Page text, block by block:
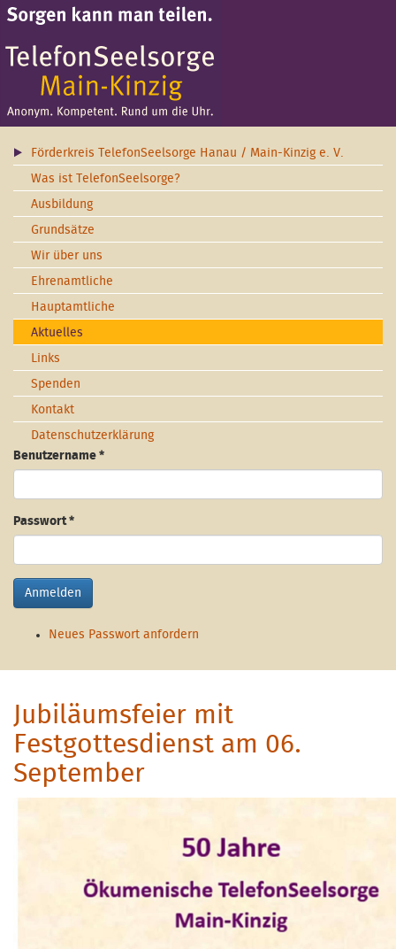
Förderkreis TelefonSeelsorge Hanau / Main-Kinzig e. V.
Was ist TelefonSeelsorge?
Ausbildung
Grundsätze
Wir über uns
Ehrenamtliche
Hauptamtliche
Aktuelles
Links
Spenden
Kontakt
Datenschutzerklärung
Benutzername *
Passwort*
Anmelden
Neues Passwort anfordern
Jubiläumsfeier mit
Festgottesdienst am 06.
September